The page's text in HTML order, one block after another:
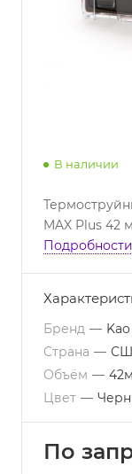
В наличии
MAX Plus 42
Подробности
Бренд —
Страна —
Объём —
Цвет —
По зап